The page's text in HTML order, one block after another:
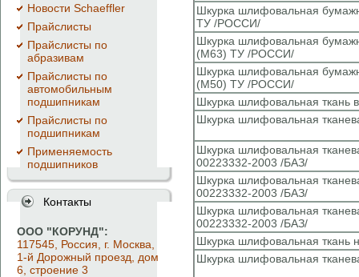
Новости Schaeffler
Прайслисты
Прайслисты по
абразивам
Прайслисты по
автомобильным
подшипникам
Прайслисты по
подшипникам
Применяемость
подшипников
Контакты
ООО "КОРУНД":
117545, Россия, г. Москва,
1-й Дорожный проезд, дом
6, строение 3
Шкурка шлифовальная
ТУ /РОССИ/
Шкурка шлифовальная
(М63) ТУ /РОССИ/
Шкурка шлифовальная
(М50) ТУ /РОССИ/
Шкурка шлифовальная ткань
Шкурка шлифовальная
Шкурка шлифовальная
00223332-2003 /БАЗ/
Шкурка шлифовальная
00223332-2003 /БАЗ/
Шкурка шлифовальная
00223332-2003 /БАЗ/
Шкурка шлифовальная ткань
Шкурка шлифовальная